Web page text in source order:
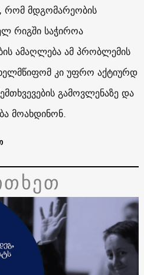
რომ მდგომარეობის
რიგშისაჭიროა
ამაღლება ამ პრობლემის
კი უფრო აქტიურდ
გამოვლენაზე და
მოახდინონ.